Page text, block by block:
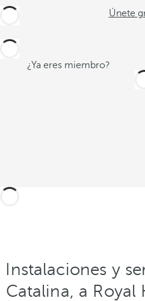
Únete
¿Ya eres miembro?
Instalaciones y
Catalina, a Royal